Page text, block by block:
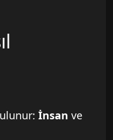
İnsan ve